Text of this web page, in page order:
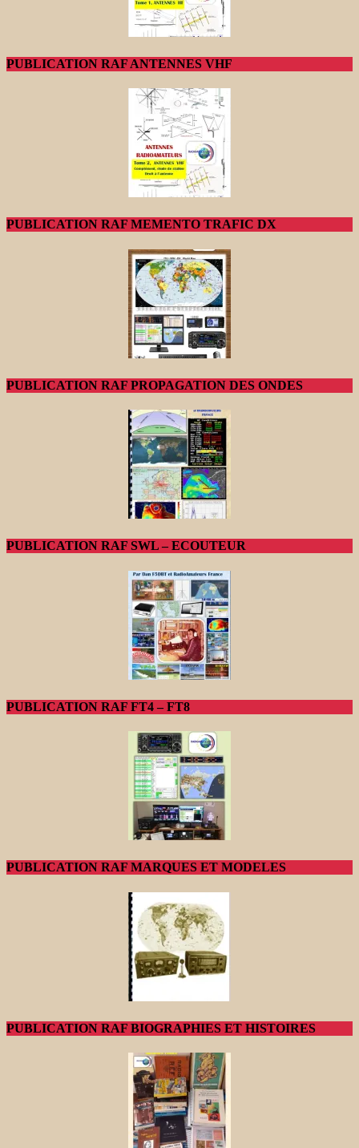
PUBLICATION RAF ANTENNES VHF
PUBLICATION RAF MEMENTO TRAFIC DX
PUBLICATION RAF PROPAGATION DES ONDES
PUBLICATION RAF SWL – ECOUTEUR
PUBLICATION RAF FT4 – FT8
PUBLICATION RAF MARQUES ET MODELES
PUBLICATION RAF BIOGRAPHIES ET HISTOIRES